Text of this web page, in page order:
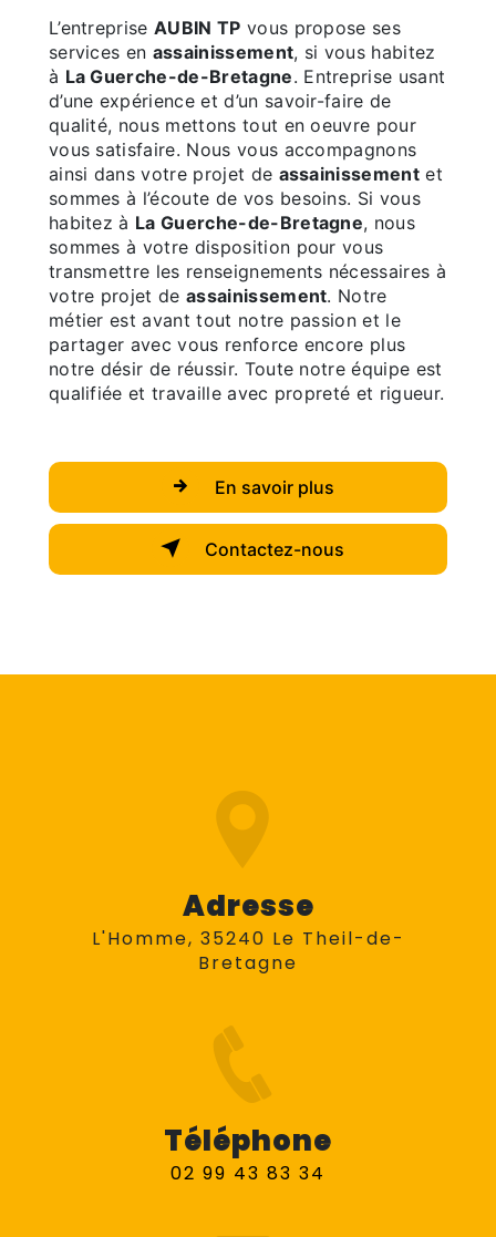
L’entrepriseAUBIN TP vous propose ses
services en assainissement, si vous habitez
à La Guerche-de-Bretagne. Entreprise usant
d’une expérience et d’un savoir-faire de
qualité, nous mettons tout en oeuvre pour
vous satisfaire. Nous vous accompagnons
ainsi dans votre projet de assainissement et
sommes à l’écoute de vos besoins. Si vous
habitez à La Guerche-de-Bretagne, nous
sommes à votre disposition pour vous
transmettre les renseignements nécessaires à
votre projet de assainissement. Notre
métier est avant tout notre passion et le
partager avec vous renforce encore plus
notre désir de réussir. Toute notre équipe est
qualifiée et travaille avec propreté et rigueur.
En savoir plus
Contactez-nous
Adresse
L'Homme, 35240 Le Theil-de-
Bretagne
Téléphone
02 99 43 83 34